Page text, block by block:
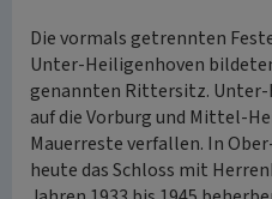
Die vormals getrennten
Unter-Heiligenhoven
genannten Rittersitz.
auf die Vorburg und Mittel-
Mauerreste verfallen. In
heute das Schloss mit